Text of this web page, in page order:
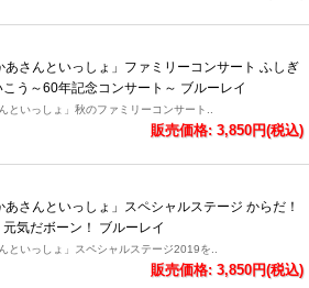
あさんといっしょ」ファミリーコンサート ふしぎ
う～60年記念コンサート～ ブルーレイ
といっしょ」秋のファミリーコンサート..
販売価格: 3,850円(税込)
あさんといっしょ」スペシャルステージ からだ！
元気だボーン！ ブルーレイ
といっしょ」スペシャルステージ2019を..
販売価格: 3,850円(税込)